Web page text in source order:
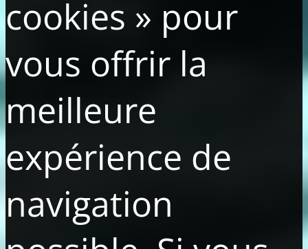
cookies » pour
vous offrir la
meilleure
expérience de
navigation